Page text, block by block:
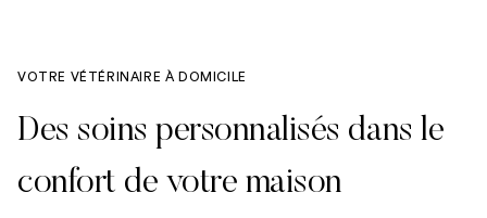
VOTRE VÉTÉRINAIRE À DOMICILE
Des soins personnalisés dans le
confort de votre maison